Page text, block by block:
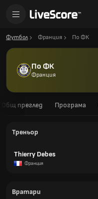
Футбол Франция По ФК
По ФК
Франция
Общ преглед Програма
Треньор
Thierry Debes
Франция
Вратари